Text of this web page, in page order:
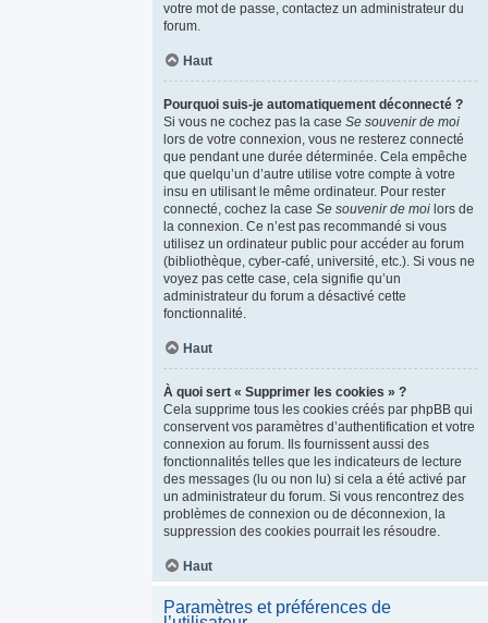
votre mot de passe, contactez un administrateur du
forum.
Haut
Pourquoi suis-je automatiquement déconnecté ?
Si vous ne cochez pas la case Se souvenir de moi
lors de votre connexion, vous ne resterez connecté
que pendant une durée déterminée. Cela empêche
que quelqu’un d’autre utilise votre compte à votre
insu en utilisant le même ordinateur. Pour rester
connecté, cochez la case Se souvenir de moi lors de
la connexion. Ce n’est pas recommandé si vous
utilisez un ordinateur public pour accéder au forum
(bibliothèque, cyber-café, université, etc.). Si vous ne
voyez pas cette case, cela signifie qu’un
administrateur du forum a désactivé cette
fonctionnalité.
Haut
À quoi sert « Supprimer les cookies » ?
Cela supprime tous les cookies créés par phpBB qui
conservent vos paramètres d’authentification et votre
connexion au forum. Ils fournissent aussi des
fonctionnalités telles que les indicateurs de lecture
des messages (lu ou non lu) si cela a été activé par
un administrateur du forum. Si vous rencontrez des
problèmes de connexion ou de déconnexion, la
suppression des cookies pourrait les résoudre.
Haut
Paramètres et préférences de